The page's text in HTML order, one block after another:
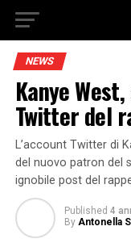
NEWS
Kanye
Twitter del
L’account Twitter di
del nuovo patron del
ignobile post del
Published 4
By Antonella